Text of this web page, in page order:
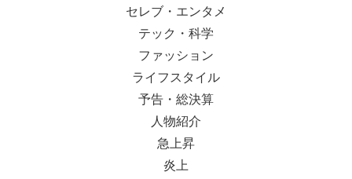
セレブ・エンタメ
テック・科学
ファッション
ライフスタイル
予告・総決算
人物紹介
急上昇
炎上